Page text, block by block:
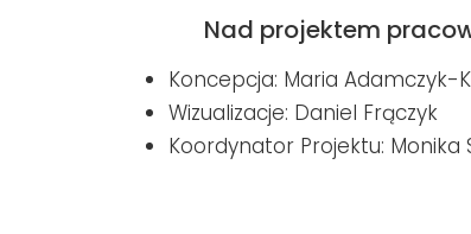
Nad projektem
Koncepcja: Maria Adamczyk-
Wizualizacje: Daniel Frączyk
Koordynator Projektu: Monika